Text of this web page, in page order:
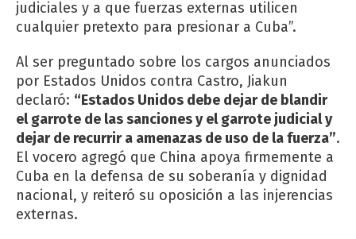
judiciales y a que fuerzas externas utilicen
cualquier pretexto para presionar a Cuba”.
Al ser preguntado sobre los cargos anunciados
por Estados Unidos contra Castro, Jiakun
declaró: “Estados Unidos debe dejar de blandir
el garrote de las sanciones y el garrote judicial y
dejar de recurrir a amenazas de uso de la fuerza”.
El vocero agregó que China apoya firmemente a
Cuba en la defensa de su soberanía y dignidad
nacional, y reiteró su oposición a las injerencias
externas.